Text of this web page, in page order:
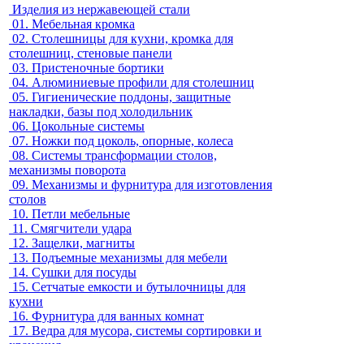
Изделия из нержавеющей стали
01. Мебельная кромка
02. Столешницы для кухни, кромка для
столешниц, стеновые панели
03. Пристеночные бортики
04. Алюминиевые профили для столешниц
05. Гигиенические поддоны, защитные
накладки, базы под холодильник
06. Цокольные системы
07. Ножки под цоколь, опорные, колеса
08. Системы трансформации столов,
механизмы поворота
09. Механизмы и фурнитура для изготовления
столов
10. Петли мебельные
11. Смягчители удара
12. Защелки, магниты
13. Подъемные механизмы для мебели
14. Сушки для посуды
15. Сетчатые емкости и бутылочницы для
кухни
16. Фурнитура для ванных комнат
17. Ведра для мусора, системы сортировки и